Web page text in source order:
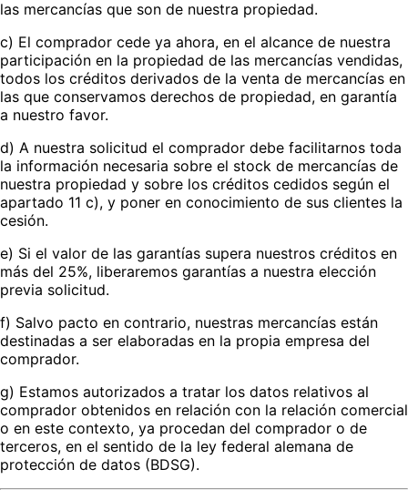
las mercancías que son de nuestra propiedad.
c) El comprador cede ya ahora, en el alcance de nuestra
participación en la propiedad de las mercancías vendidas,
todos los créditos derivados de la venta de mercancías en
las que conservamos derechos de propiedad, en garantía
a nuestro favor.
d) A nuestra solicitud el comprador debe facilitarnos toda
la información necesaria sobre el stock de mercancías de
nuestra propiedad y sobre los créditos cedidos según el
apartado 11 c), y poner en conocimiento de sus clientes la
cesión.
e) Si el valor de las garantías supera nuestros créditos en
más del 25%, liberaremos garantías a nuestra elección
previa solicitud.
f) Salvo pacto en contrario, nuestras mercancías están
destinadas a ser elaboradas en la propia empresa del
comprador.
g) Estamos autorizados a tratar los datos relativos al
comprador obtenidos en relación con la relación comercial
o en este contexto, ya procedan del comprador o de
terceros, en el sentido de la ley federal alemana de
protección de datos (BDSG).